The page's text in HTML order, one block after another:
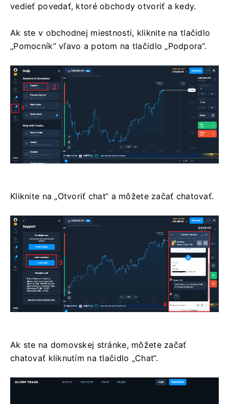
vedieť povedať, ktoré obchody otvoriť a kedy.
Ak ste v obchodnej miestnosti, kliknite na tlačidlo
„Pomocník“ vľavo a potom na tlačidlo „Podpora“.
Kliknite na „Otvoriť chat“ a môžete začať chatovať.
Ak ste na domovskej stránke, môžete začať
chatovať kliknutím na tlačidlo „Chat“.